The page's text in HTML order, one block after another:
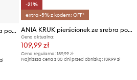
ANIA KRUK pierścionek ze srebra pokrytego złotem Oval
-21%
extra -5% z kodem: OFF*
ANIA KRUK pierścionek ze srebra pokrytego złotem DUO
Cena aktualna:
109,99 zł
Cena regularna: 139,99 zł
Najniższa cena z 30 dni przed obniżką: 139,99 zł